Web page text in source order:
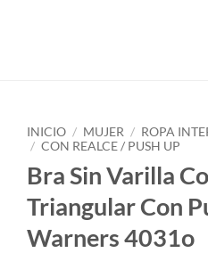
INICIO / MUJER / ROPA
/ CON REALCE / PUSH UP
Bra Sin Varilla
Triangular Con
Warners 4031o